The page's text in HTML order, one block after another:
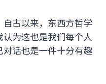
古以来，东西方哲学
为这也是我们每个人
话也是一件十分有趣